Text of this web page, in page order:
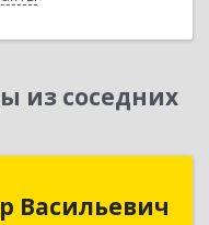
из соседних
Васильевич